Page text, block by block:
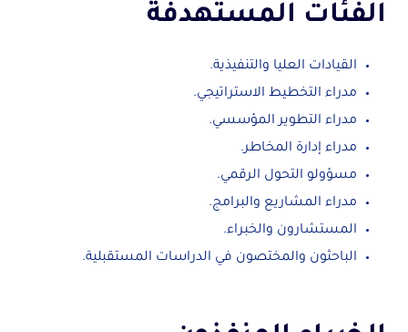
الفئات المستهدفة
القيادات العليا والتنفيذية.
مدراء التخطيط الاستراتيجي.
مدراء التطوير المؤسسي.
مدراء إدارة المخاطر.
مسؤولو التحول الرقمي.
مدراء المشاريع والبرامج.
المستشارون والخبراء.
الباحثون والمختصون في الدراسات المستقبلية.